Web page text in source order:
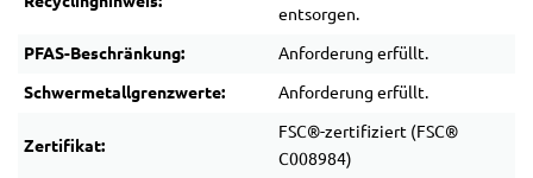
entsorgen.
PFAS-Beschränkung: Anforderung erfüllt.
Schwermetallgrenzwerte: Anforderung erfüllt.
Zertifikat:
FSC®-zertifiziert (FSC®
C008984)